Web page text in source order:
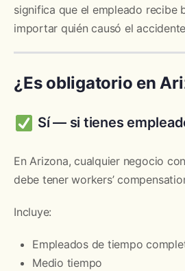
significa que el empleado recibe
importar quién causó el
¿Es obligatorio en
Sí — si tienes
En Arizona, cualquier negocio con
debe tener workers’
Incluye:
Empleados de tiempo
Medio tiempo